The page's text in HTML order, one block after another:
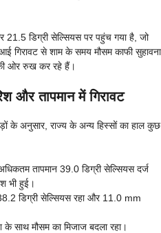
21.5 डिग्री सेल्सियस पर पहुंच गया है, जो
गिरावट से शाम के समय मौसम काफी सुहावना
की ओर रुख कर रहे हैं।
और तापमान में गिरावट
अनुसार, राज्य के अन्य हिस्सों का हाल कुछ
तापमान 39.0 डिग्री सेल्सियस दर्ज
भी हुई।
डिग्री सेल्सियस रहा और 11.0 mm
के साथ मौसम का मिजाज बदला रहा।